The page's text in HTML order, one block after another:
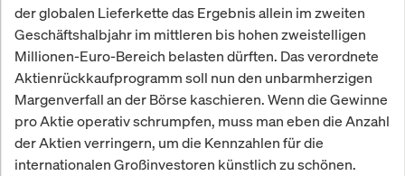
der globalen Lieferkette das Ergebnis allein im zweiten
Geschäftshalbjahr im mittleren bis hohen zweistelligen
Millionen-Euro-Bereich belasten dürften. Das verordnete
Aktienrückkaufprogramm soll nun den unbarmherzigen
Margenverfall an der Börse kaschieren. Wenn die Gewinne
pro Aktie operativ schrumpfen, muss man eben die Anzahl
der Aktien verringern, um die Kennzahlen für die
internationalen Großinvestoren künstlich zu schönen.